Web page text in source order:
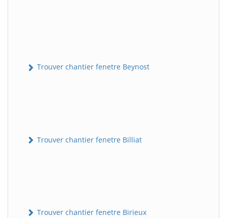
Trouver chantier fenetre Beynost
Trouver chantier fenetre Billiat
Trouver chantier fenetre Birieux